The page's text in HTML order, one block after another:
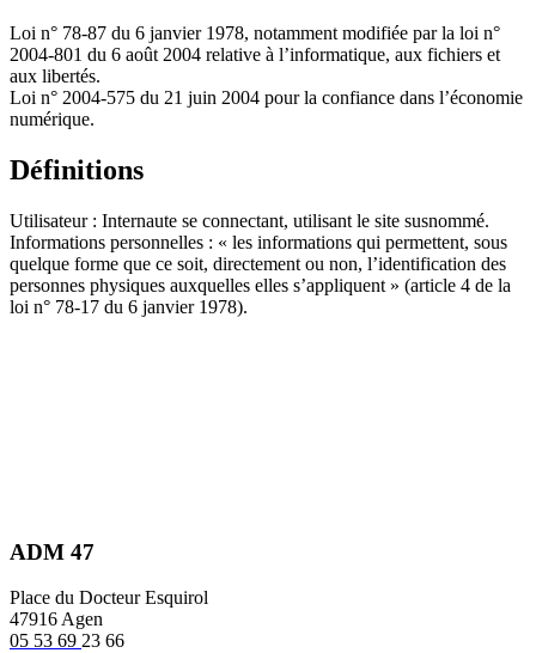
Loi n° 78-87 du 6 janvier 1978, notamment modifiée par la loi n°
2004-801 du 6 août 2004 relative à l’informatique, aux fichiers et
aux libertés.
Loi n° 2004-575 du 21 juin 2004 pour la confiance dans l’économie
numérique.
Définitions
Utilisateur : Internaute se connectant, utilisant le site susnommé.
Informations personnelles : « les informations qui permettent, sous
quelque forme que ce soit, directement ou non, l’identification des
personnes physiques auxquelles elles s’appliquent » (article 4 de la
loi n° 78-17 du 6 janvier 1978).
ADM 47
Place du Docteur Esquirol
47916 Agen
05 53 69 23 66